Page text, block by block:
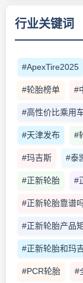
行业关键词
#ApexTire2025
#轮胎榜单 #
#高性价比乘用
#天津发布 #
#玛吉斯 #泰
#正新轮胎 #
#正新轮胎靠谱
#正新轮胎产品
#正新轮胎和玛
#PCR轮胎 #